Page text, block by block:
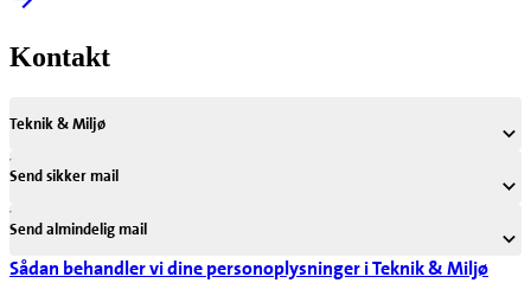
Kontakt
Teknik & Miljø
Send sikker mail
Send almindelig mail
Sådan behandler vi dine personoplysninger i Teknik & Miljø